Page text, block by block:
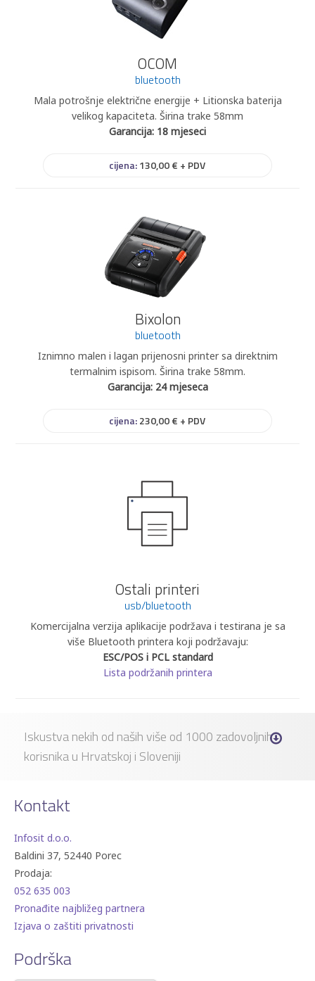
OCOM
bluetooth
Mala potrošnje električne energije + Litionska baterija
velikog kapaciteta. Širina trake 58mm
Garancija: 18 mjeseci
cijena:130,00 € + PDV
Bixolon
bluetooth
Iznimno malen i lagan prijenosni printer sa direktnim
termalnim ispisom. Širina trake 58mm.
Garancija: 24 mjeseca
cijena:230,00 € + PDV
Ostali printeri
usb/bluetooth
Komercijalna verzija aplikacije podržava i testirana je sa
više Bluetooth printera koji podržavaju:
ESC/POS i PCL standard
Lista podržanih printera
Iskustva nekih od naših više od 1000 zadovoljnih
korisnika u Hrvatskoj i Sloveniji
Kontakt
Infosit d.o.o.
Baldini 37, 52440 Porec
Prodaja:
052 635 003
Pronađite najbližeg partnera
Izjava o zaštiti privatnosti
Podrška